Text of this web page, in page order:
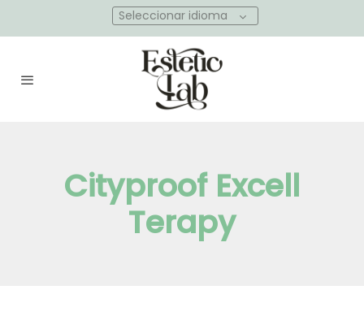
Seleccionar idioma
Cityproof Excell
Terapy